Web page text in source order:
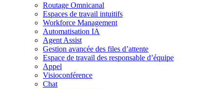
Routage Omnicanal
Espaces de travail intuitifs
Workforce Management
Automatisation IA
Agent Assist
Gestion avancée des files d’attente
Espace de travail des responsable d’équipe
Appel
Visioconférence
Chat